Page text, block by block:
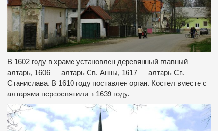
В 1602 году в храме установлен деревянный главный
алтарь, 1606 — алтарь Св. Анны, 1617 — алтарь Св.
Станислава. В 1610 году поставлен орган. Костел вместе с
алтарями переосвятили в 1639 году.